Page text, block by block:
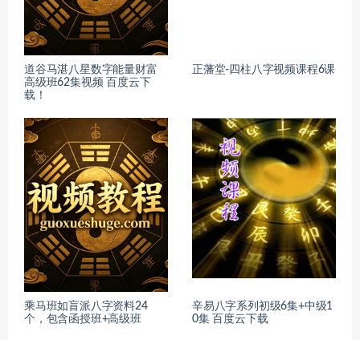
道谷马湛八星数字能量财富
高级班62集视频 百度云下
载！
正藩堂-四柱八字视频课程6课
乘马班如盲派八字资料24
个，包含函授班+高级班
辛易八字系列初级6集+中级1
0集 百度云下载